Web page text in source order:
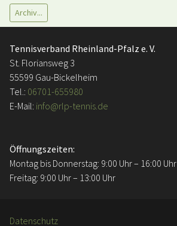
Archiv...
Tennisverband Rheinland-Pfalz e. V.
St. Floriansweg 3
55599 Gau-Bickelheim
Tel.: 06701-655980
E-Mail: info@rlp-tennis.de
Öffnungszeiten:
Montag bis Donnerstag: 9:00 Uhr – 16:00 Uhr
Freitag: 9:00 Uhr – 13:00 Uhr
Datenschutz